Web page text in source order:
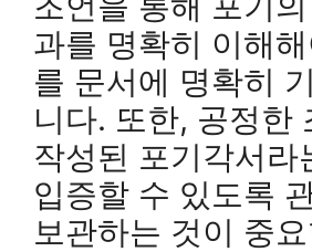
과를 명확히 이해
를 문서에 명확히
니다. 또한, 공정한
작성된 포기각서라
입증할 수 있도록
보관하는 것이 중